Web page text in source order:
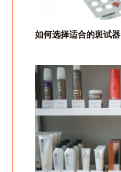
如何选择适合的斑试器